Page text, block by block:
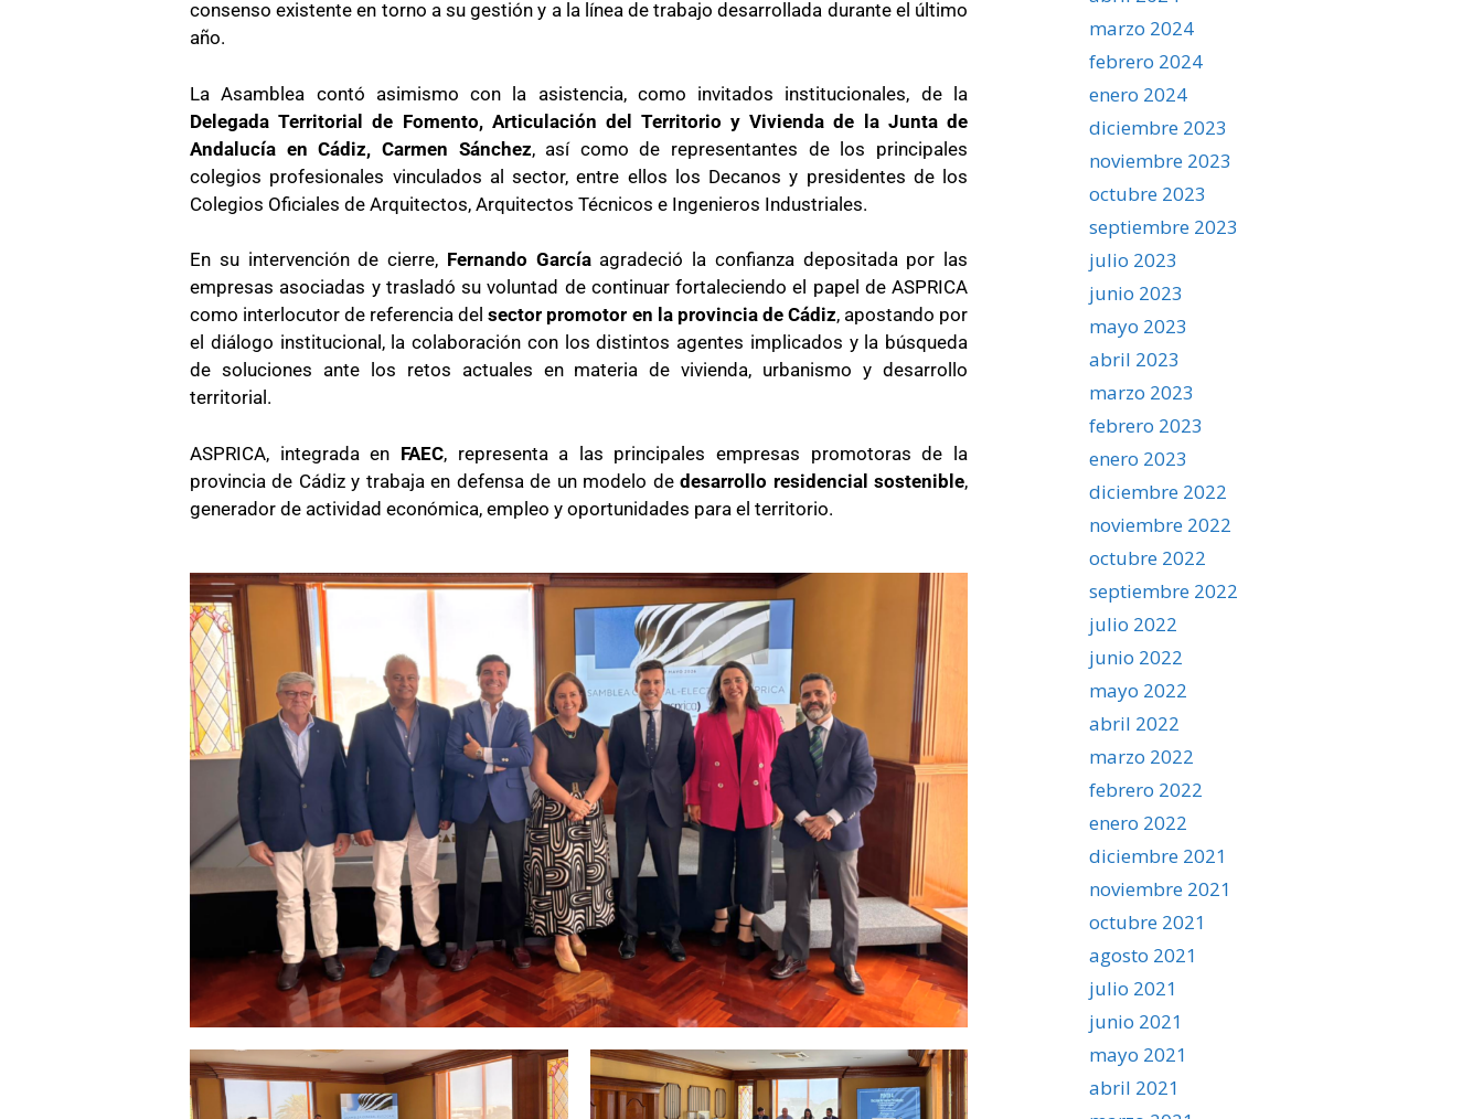
consenso existente en torno a su gestión y a la línea de trabajo desarrollada durante el último
año.
La Asamblea contó asimismo con la asistencia, como invitados institucionales, de la
Delegada Territorial de Fomento, Articulación del Territorio y Vivienda de la Junta de
Andalucía en Cádiz, Carmen Sánchez, así como de representantes de los principales
colegios profesionales vinculados al sector, entre ellos los Decanos y presidentes de los
Colegios Oficiales de Arquitectos, Arquitectos Técnicos e Ingenieros Industriales.
En su intervención de cierre, Fernando Garcíaagradeció la confianza depositada por las
empresas asociadas y trasladó su voluntad de continuar fortaleciendo el papel de ASPRICA
como interlocutor de referencia delsector promotor en la provincia de Cádiz, apostando por
el diálogo institucional, la colaboración con los distintos agentes implicados y la búsqueda
de soluciones ante los retos actuales en materia de vivienda, urbanismo y desarrollo
territorial.
ASPRICA, integrada en FAEC, representa a las principales empresas promotoras de la
provincia de Cádiz y trabaja en defensa de un modelo dedesarrollo residencial sostenible,
generador de actividad económica, empleo y oportunidades para el territorio.
marzo 2024
febrero 2024
enero 2024
diciembre 2023
noviembre 2023
octubre 2023
septiembre 2023
julio 2023
junio 2023
mayo 2023
abril 2023
marzo 2023
febrero 2023
enero 2023
diciembre 2022
noviembre 2022
octubre 2022
septiembre 2022
julio 2022
junio 2022
mayo 2022
abril 2022
marzo 2022
febrero 2022
enero 2022
diciembre 2021
noviembre 2021
octubre 2021
agosto 2021
julio 2021
junio 2021
mayo 2021
abril 2021